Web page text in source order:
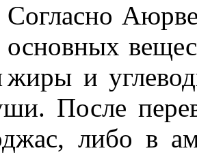
Согласно
основных
жиры и
После
либо в